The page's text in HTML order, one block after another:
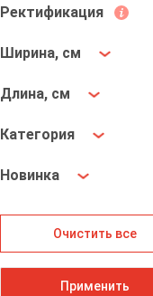
Ректификация
Ширина, см
Длина, см
Категория
Новинка
Очистить все
Применить